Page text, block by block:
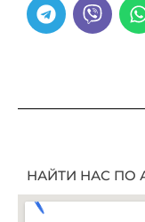
НАЙТИ НАС ПО